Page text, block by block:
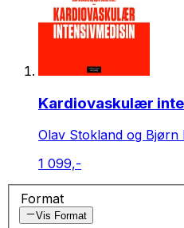
Kardiovaskulær
Olav Stokland og Bjørn
1 099,-
Format
Vis Format